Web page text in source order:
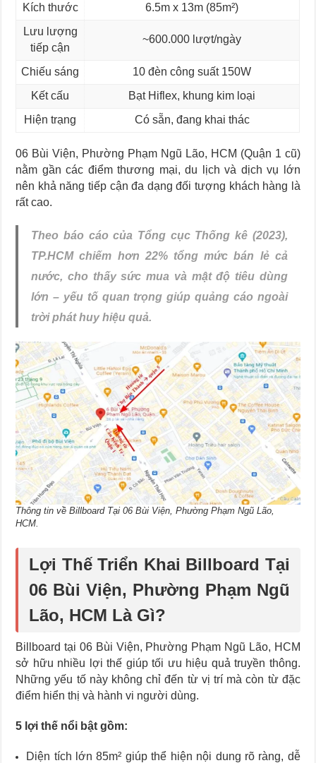
Kích thước
6.5m x 13m (85m²)
Lưu lượng
tiếp cận
~600.000 lượt/ngày
Chiếu sáng
10 đèn công suất 150W
Kết cấu
Bạt Hiflex, khung kim loại
Hiện trạng
Có sẵn, đang khai thác
06 Bùi Viện, Phường Phạm Ngũ Lão, HCM (Quận 1 cũ)
nằm gần các điểm thương mại, du lịch và dịch vụ lớn
nên khả năng tiếp cận đa dạng đối tượng khách hàng là
rất cao.
Theo báo cáo của Tổng cục Thống kê (2023),
TP.HCM chiếm hơn 22% tổng mức bán lẻ cả
nước, cho thấy sức mua và mật độ tiêu dùng
lớn – yếu tố quan trọng giúp quảng cáo ngoài
trời phát huy hiệu quả.
Thông tin về Billboard Tại 06 Bùi Viện, Phường Phạm Ngũ Lão,
HCM.
Lợi Thế Triển Khai Billboard Tại
06 Bùi Viện, Phường Phạm Ngũ
Lão, HCM Là Gì?
Billboard tại 06 Bùi Viện, Phường Phạm Ngũ Lão, HCM
sở hữu nhiều lợi thế giúp tối ưu hiệu quả truyền thông.
Những yếu tố này không chỉ đến từ vị trí mà còn từ đặc
điểm hiển thị và hành vi người dùng.
5 lợi thế nổi bật gồm:
Diện tích lớn 85m² giúp thể hiện nội dung rõ ràng, dễ